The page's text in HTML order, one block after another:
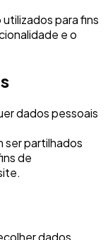
para fins
e o
dados pessoais
ser partilhados
de
dados